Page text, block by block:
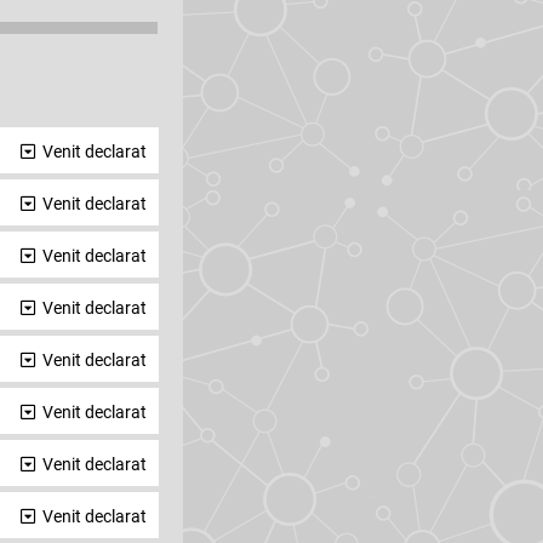
Venit declarat
Venit declarat
Venit declarat
Venit declarat
Venit declarat
Venit declarat
Venit declarat
Venit declarat